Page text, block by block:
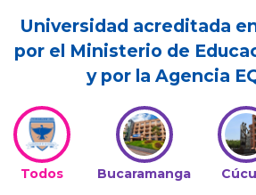
Universidad acreditada
por el Ministerio de
y por la Agencia
Todos Bucaramanga